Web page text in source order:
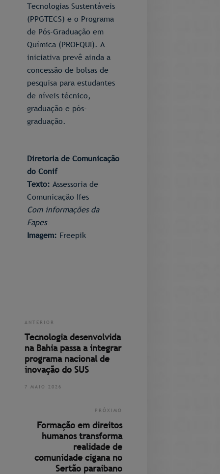
Tecnologias Sustentáveis
(PPGTECS) e o Programa
de Pós-Graduação em
Química (PROFQUI). A
iniciativa prevê ainda a
concessão de bolsas de
pesquisa para estudantes
de níveis técnico,
graduação e pós-
graduação.
Diretoria de Comunicação
do Conif​
Texto: Assessoria de
Comunicação Ifes
Com informações da
Fapes
Imagem: Freepik
ANTERIOR
Tecnologia desenvolvida
na Bahia passa a integrar
programa nacional de
inovação do SUS
7 MAIO 2026
PRÓXIMO
Formação em direitos
humanos transforma
realidade de
comunidade cigana no
Sertão paraibano